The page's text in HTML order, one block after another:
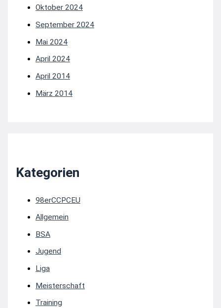
Oktober 2024
September 2024
Mai 2024
April 2024
April 2014
März 2014
Kategorien
98erCCPCEU
Allgemein
BSA
Jugend
Liga
Meisterschaft
Training